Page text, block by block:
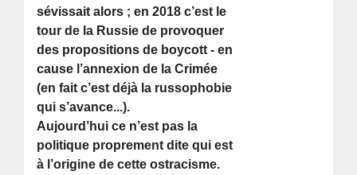
sévissait alors ; en 2018 c’est le
tour de la Russie de provoquer
des propositions de boycott - en
cause l’annexion de la Crimée
(en fait c’est déjà la russophobie
qui s’avance...).
Aujourd’hui ce n’est pas la
politique proprement dite qui est
à l’origine de cette ostracisme.